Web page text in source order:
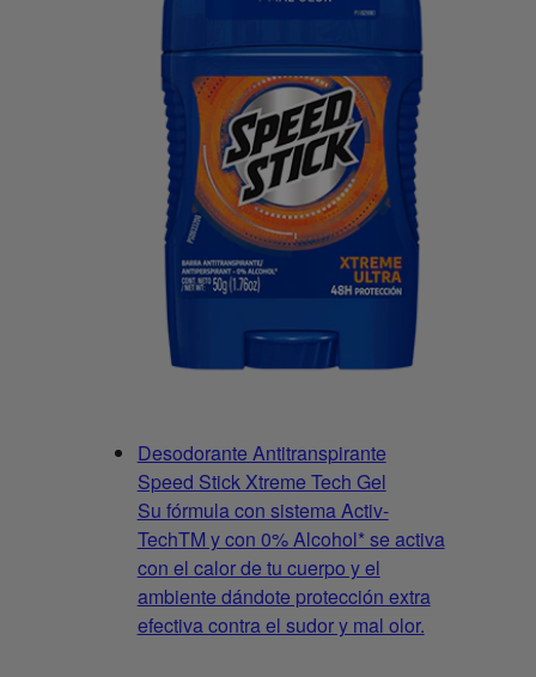
Desodorante Antitranspirante
Speed Stick Xtreme Tech Gel
Su fórmula con sistema Activ-
TechTM y con 0% Alcohol* se activa
con el calor de tu cuerpo y el
ambiente dándote protección extra
efectiva contra el sudor y mal olor.